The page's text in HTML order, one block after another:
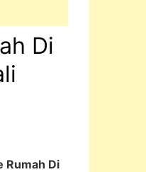
Di
Rumah Di